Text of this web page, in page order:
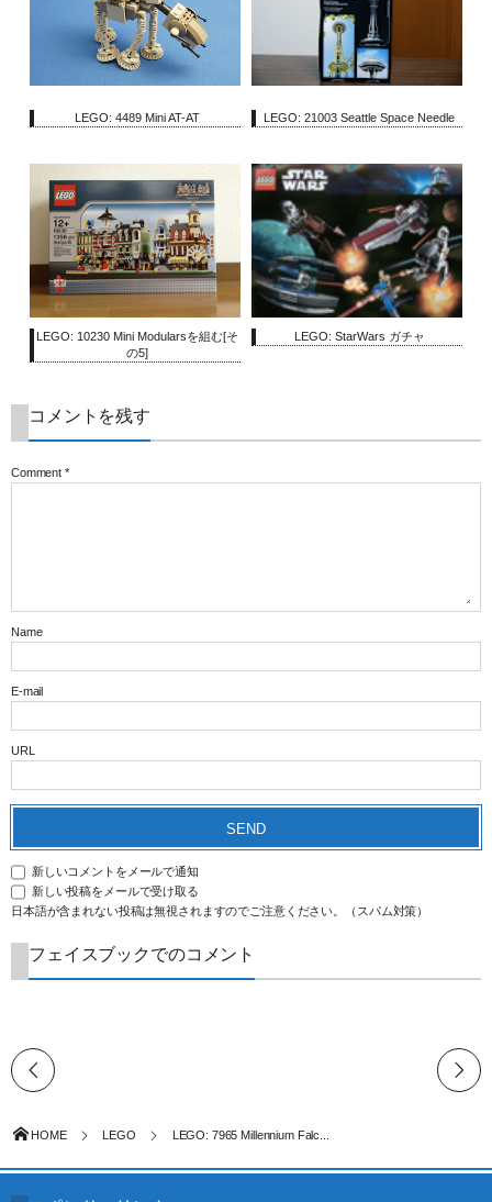
LEGO: 4489 Mini AT-AT LEGO: 21003 Seattle Space Needle
LEGO: 10230 Mini Modularsを組む[そ
の5]
LEGO: StarWars ガチャ
コメントを残す
Comment *
Name
E-mail
URL
新しいコメントをメールで通知
新しい投稿をメールで受け取る
日本語が含まれない投稿は無視されますのでご注意ください。（スパム対策）
フェイスブックでのコメント
HOME LEGO LEGO: 7965 Millennium Falc...